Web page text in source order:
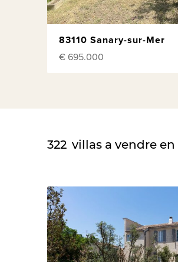
83110 Sanary-sur-Mer
€ 695.000
322 villas a vendre en